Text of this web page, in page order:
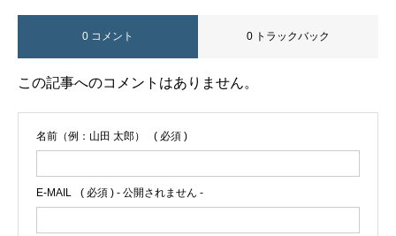
0 コメント 0 トラックバック
この記事へのコメントはありません。
名前（例：山田 太郎） ( 必須 )
E-MAIL ( 必須 ) - 公開されません -